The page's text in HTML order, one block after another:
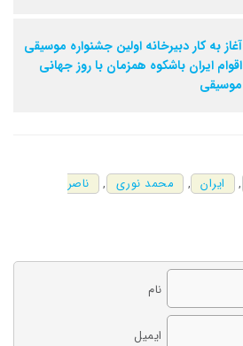
آغاز به کار دبیرخانه اولین جشنواره موسیقی
اقوام ایران باشکوه همزمان با روز جهانی
موسیقی
, ایران , محمد نوری ,
ناصر
نام
ایمیل